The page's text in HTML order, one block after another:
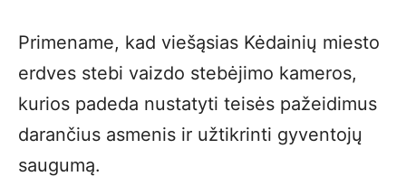
Primename, kad viešąsias Kėdainių miesto
erdves stebi vaizdo stebėjimo kameros,
kurios padeda nustatyti teisės pažeidimus
darančius asmenis ir užtikrinti gyventojų
saugumą.